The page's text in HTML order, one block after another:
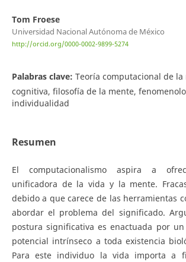
Tom Froese
Universidad Nacional Autónoma de México
http://orcid.org/0000-0002-9899-5274
Palabras clave: Teoría computacional de la
cognitiva, filosofía de la mente,
individualidad
Resumen
El computacionalismo aspira a
unificadora de la vida y la mente.
debido a que carece de las herramientas
abordar el problema del significado.
postura significativa es enactuada por
potencial intrínseco a toda existencia
Para este individuo la vida importa a